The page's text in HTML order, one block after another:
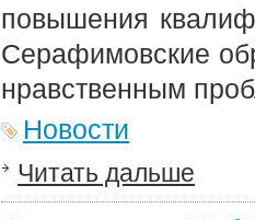
повышения
Серафимовские
нравственным
Новости
Читать дальше